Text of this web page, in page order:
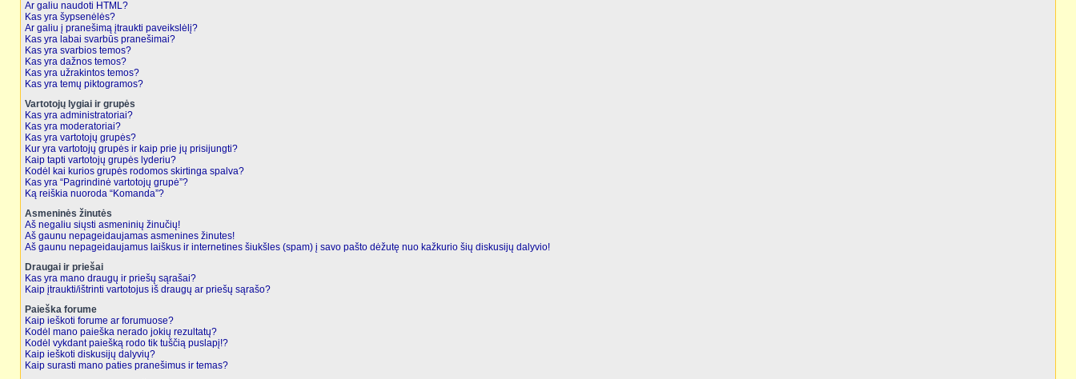
Ar galiu naudoti HTML?
Kas yra šypsenėlės?
Ar galiu į pranešimą įtraukti paveikslėlį?
Kas yra labai svarbūs pranešimai?
Kas yra svarbios temos?
Kas yra dažnos temos?
Kas yra užrakintos temos?
Kas yra temų piktogramos?
Vartotojų lygiai ir grupės
Kas yra administratoriai?
Kas yra moderatoriai?
Kas yra vartotojų grupės?
Kur yra vartotojų grupės ir kaip prie jų prisijungti?
Kaip tapti vartotojų grupės lyderiu?
Kodėl kai kurios grupės rodomos skirtinga spalva?
Kas yra “Pagrindinė vartotojų grupė”?
Ką reiškia nuoroda “Komanda”?
Asmeninės žinutės
Aš negaliu siųsti asmeninių žinučių!
Aš gaunu nepageidaujamas asmenines žinutes!
Aš gaunu nepageidaujamus laiškus ir internetines šiukšles (spam) į savo pašto dėžutę nuo kažkurio šių diskusijų dalyvio!
Draugai ir priešai
Kas yra mano draugų ir priešų sąrašai?
Kaip įtraukti/ištrinti vartotojus iš draugų ar priešų sąrašo?
Paieška forume
Kaip ieškoti forume ar forumuose?
Kodėl mano paieška nerado jokių rezultatų?
Kodėl vykdant paiešką rodo tik tuščią puslapį!?
Kaip ieškoti diskusijų dalyvių?
Kaip surasti mano paties pranešimus ir temas?